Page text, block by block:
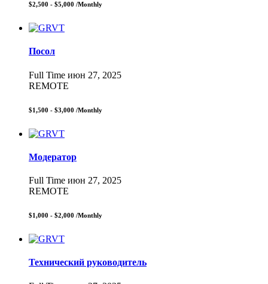
$2,500 - $5,000 /Monthly
Посол
Full Time июн 27, 2025
REMOTE
$1,500 - $3,000 /Monthly
Модератор
Full Time июн 27, 2025
REMOTE
$1,000 - $2,000 /Monthly
Технический руководитель